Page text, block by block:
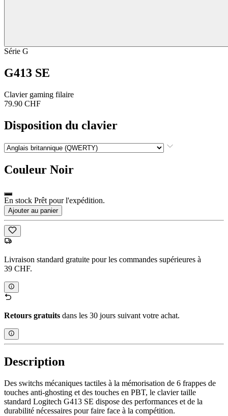
Série G
G413 SE
Clavier gaming filaire
79.90 CHF
Disposition du clavier
Couleur Noir
En stock Prêt pour l'expédition.
Ajouter au panier
Livraison standard gratuite pour les commandes supérieures à
39 CHF.
Retours gratuits dans les 30 jours suivant votre achat.
Description
Des switchs mécaniques tactiles à la mémorisation de 6 frappes de
touches anti-ghosting et des touches en PBT, le clavier taille
standard Logitech G413 SE dispose des performances et de la
durabilité nécessaires pour faire face à la compétition.